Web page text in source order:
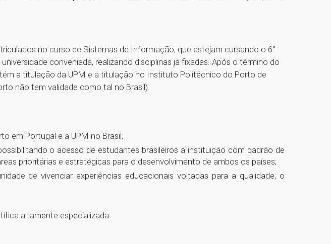
no curso de Sistemas de Informação, que estejam cursando o 6°
conveniada, realizando disciplinas já fixadas. Após o término do
a titulação da UPM e a titulação no Instituto Politécnico do Porto de
não tem validade como tal no Brasil).
em Portugal e a UPM no Brasil;
o acesso de estudantes brasileiros a instituição com padrão de
prioritárias e estratégicas para o desenvolvimento de ambos os países;
de vivenciar experiências educacionais voltadas para a qualidade, o
altamente especializada.